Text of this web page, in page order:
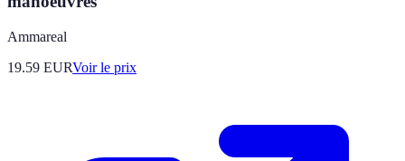
Ammareal
19.59 EURVoir le prix